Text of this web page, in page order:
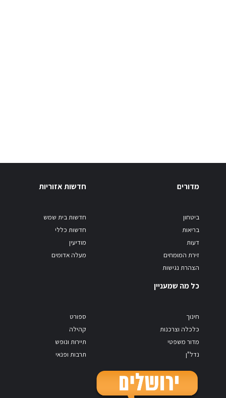
מדורים
ביטחון
בריאות
דעות
זירת המומחים
הצהרת נגישות
חדשות אזוריות
חדשות בית שמש
חדשות כללי
מודיעין
מעלה אדומים
כל מה שמעניין
חינוך
כלכלה וצרכנות
מדור משפטי
נדל"ן
ספורט
קהילה
תיירות ונופש
תרבות ופנאי